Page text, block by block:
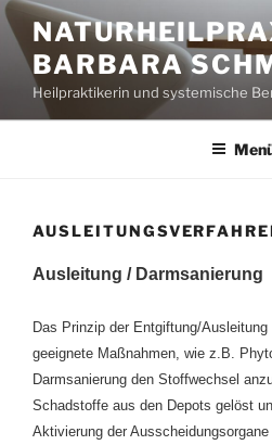
Zum
Inhalt
springenBARBARA
Heilpraktikerin und systemische
Ausleitung / Darmsanierung
Das Prinzip der Entgiftung/
geeignete Maßnahmen, wie z.B.
Darmsanierung den Stoffwechsel
Schadstoffe aus den Depots gelöst
Aktivierung der